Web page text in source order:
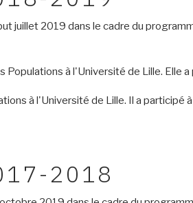
juillet 2019 dans le cadre du
à l'Université de Lille. Elle
à l'Université de Lille. Il a participé
2018